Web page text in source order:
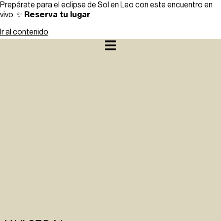
Prepárate para el eclipse de Sol en Leo con este encuentro en
vivo. ✨ Reserva tu lugar
Ir al contenido